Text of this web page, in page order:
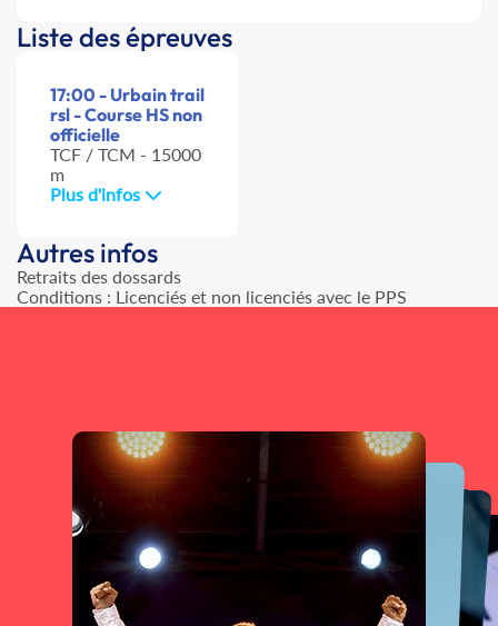
Liste des épreuves
17:00 - Urbain trail
rsl - Course HS non
officielle
TCF / TCM - 15000
m
Plus d'infos
Autres infos
Retraits des dossards
Conditions : Licenciés et non licenciés avec le PPS